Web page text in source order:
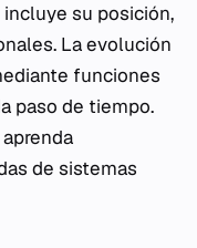
su posición,
La evolución
funciones
paso de tiempo.
de sistemas